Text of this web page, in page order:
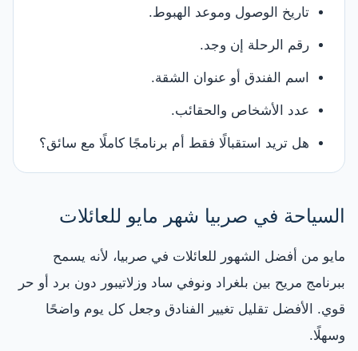
تاريخ الوصول وموعد الهبوط.
رقم الرحلة إن وجد.
اسم الفندق أو عنوان الشقة.
عدد الأشخاص والحقائب.
هل تريد استقبالًا فقط أم برنامجًا كاملًا مع سائق؟
السياحة في صربيا شهر مايو للعائلات
مايو من أفضل الشهور للعائلات في صربيا، لأنه يسمح
ببرنامج مريح بين بلغراد ونوفي ساد وزلاتيبور دون برد أو حر
قوي. الأفضل تقليل تغيير الفنادق وجعل كل يوم واضحًا
وسهلًا.